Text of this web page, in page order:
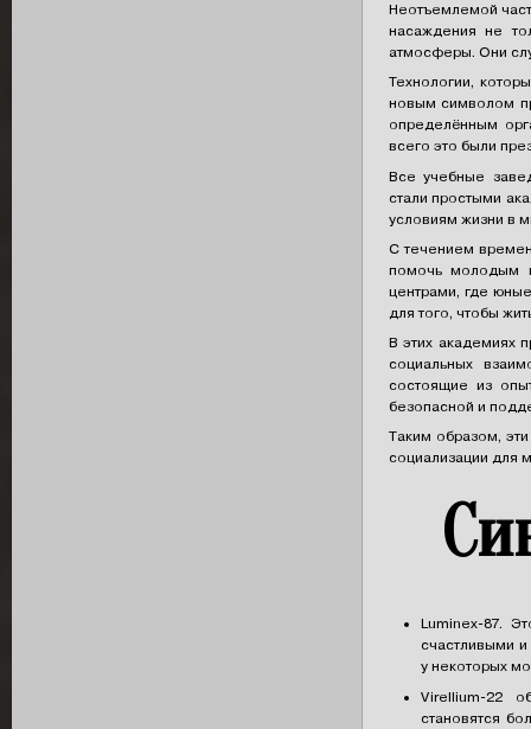
Неотъемлемой
насаждения не
атмосферы. Они
Технологии,
новым символом
определённым
всего это были
Все учебные
стали простыми
условиям жизни в
С течением
помочь молодым
центрами, где
для того, чтобы
В этих академиях
социальных
состоящие из
безопасной и
Таким образом,
социализации для
Luminex-87.
счастливыми
у некоторых
Virellium-22
становятся